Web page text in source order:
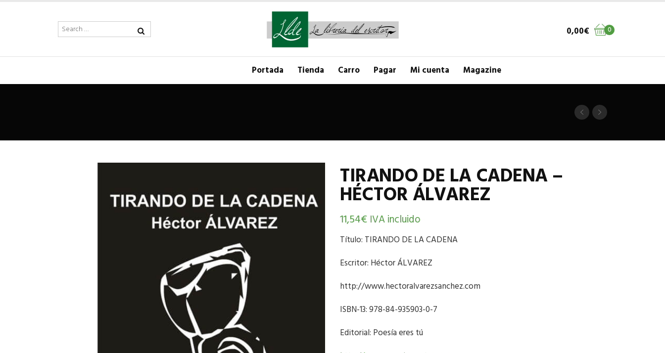
0
0,00€
Portada Tienda Carro Pagar Mi cuenta Magazine
TIRANDO DE LA CADENA –
HÉCTOR ÁLVAREZ
11,54€ IVA incluido
Título: TIRANDO DE LA CADENA
Escritor: Héctor ÁLVAREZ
http://www.hectoralvarezsanchez.com
ISBN-13: 978-84-935903-0-7
Editorial: Poesía eres tú